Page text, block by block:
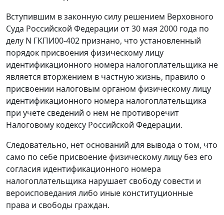
Вступившим в законную силу решением Верховного
Суда Российской Федерации от 30 мая 2000 года по
делу N ГКПИ00-402 признано, что установленный
порядок присвоения физическому лицу
идентификационного номера налогоплательщика не
является вторжением в частную жизнь, правило о
присвоении налоговым органом физическому лицу
идентификационного номера налогоплательщика
при учете сведений о нем не противоречит
Налоговому кодексу Российской Федерации.
Следовательно, нет оснований для вывода о том, что
само по себе присвоение физическому лицу без его
согласия идентификационного номера
налогоплательщика нарушает свободу совести и
вероисповедания либо иные конституционные
права и свободы граждан.